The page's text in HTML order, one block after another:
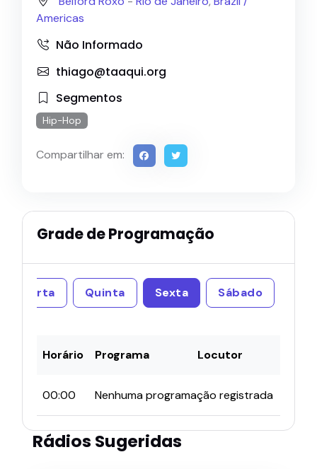
Americas
Não Informado
thiago@taaqui.org
Segmentos
Hip-Hop
Compartilhar em:
Grade de Programação
Quarta Quinta Sexta Sábado
Horário Programa Locutor
00:00 Nenhuma programação registrada
Rádios Sugeridas